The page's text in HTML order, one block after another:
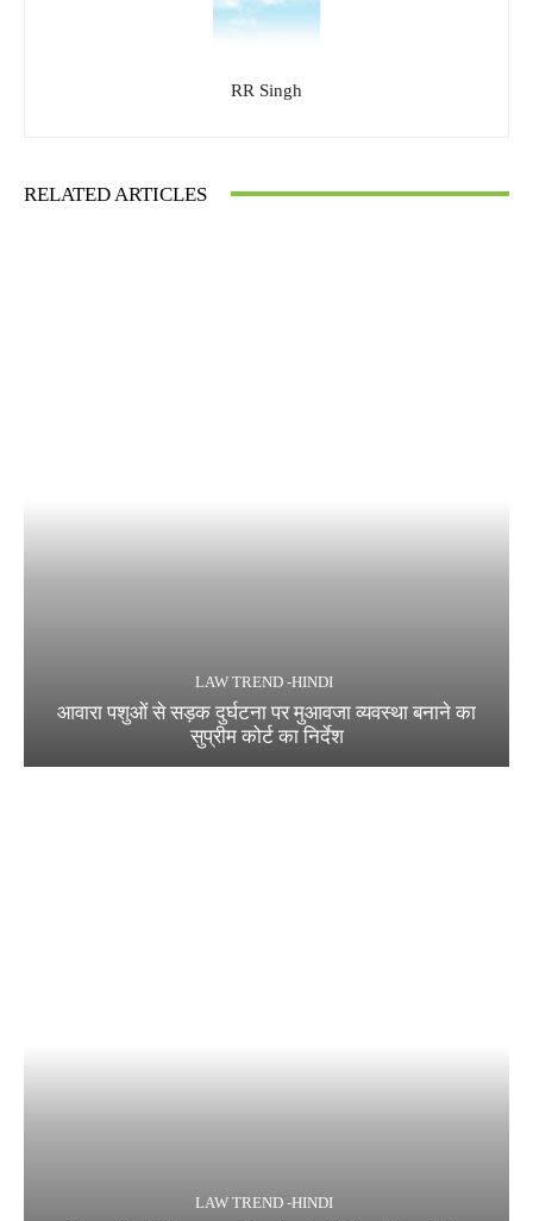
RR Singh
RELATED ARTICLES
LAW TREND -HINDI
आवारा पशुओं से सड़क दुर्घटना पर मुआवजा व्यवस्था बनाने का
सुप्रीम कोर्ट का निर्देश
LAW TREND -HINDI